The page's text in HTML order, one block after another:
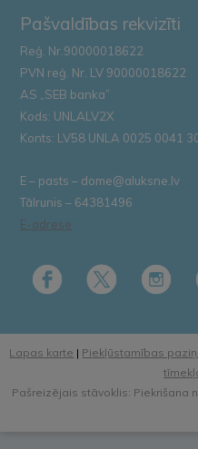
Pašvaldības rekvizīti
Reģ. Nr.90000018622
PVN reģ. Nr. LV 90000018622
AS „SEB banka”
Kods: UNLALV2X
Konts: LV58 UNLA 0025 0041
E – pasts – dome@aluksne.lv
Tālrunis – 64381496
E-adrese
Lapas karte | Piekļūstamības
Pašreizējais stāvoklis: Piekrišana